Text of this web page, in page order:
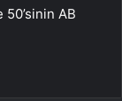
50’sinin AB